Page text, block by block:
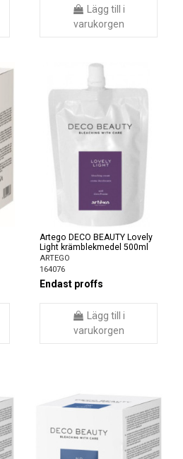
Lägg till i
varukorgen
Artego DECO BEAUTY Lovely
Light krämblekmedel 500ml
ARTEGO
164076
Endast proffs
Lägg till i
varukorgen